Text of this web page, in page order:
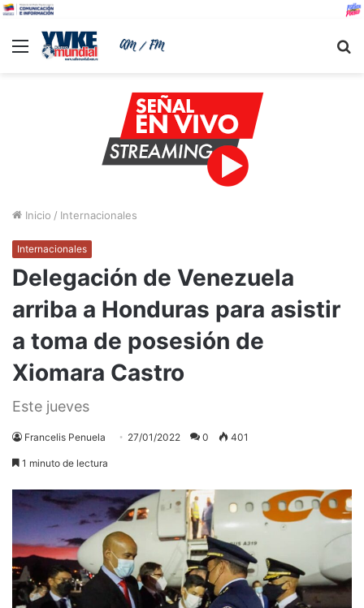
Menu
Inicio / Internacionales
Internacionales
Delegación de Venezuela
arriba a Honduras para asistir
a toma de posesión de
Xiomara Castro
Este jueves
Francelis Penuela 27/01/2022 0 401
1 minuto de lectura